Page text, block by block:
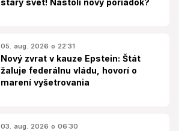
starý svet! Nastolí nový poriadok?
05. aug. 2026 o 22:31
Nový zvrat v kauze Epstein: Štát
žaluje federálnu vládu, hovorí o
marení vyšetrovania
03. aug. 2026 o 06:30